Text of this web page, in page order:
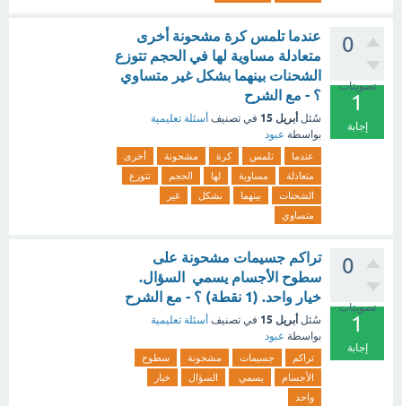
0
تصويتات
1
إجابة
عندما تلمس كرة مشحونة أخرى
متعادلة مساوية لها في الحجم تتوزع
الشحنات بينهما بشكل غير متساوي
؟ - مع الشرح
سُئل أبريل 15 في تصنيف أسئلة تعليمية
بواسطة عبود
عندما تلمس كرة مشحونة
أخرى
متعادلة
مساوية لها الحجم
تتوزع
الشحنات
بينهما بشكل
غير
متساوي
0
تصويتات
1
إجابة
تراكم جسيمات مشحونة على
سطوح الأجسام يسمي السؤال.
خيار واحد. (1 نقطة) ؟ - مع الشرح
سُئل أبريل 15 في تصنيف أسئلة تعليمية
بواسطة عبود
تراكم جسيمات مشحونة
سطوح
الأجسام
يسمي السؤال
خيار
واحد